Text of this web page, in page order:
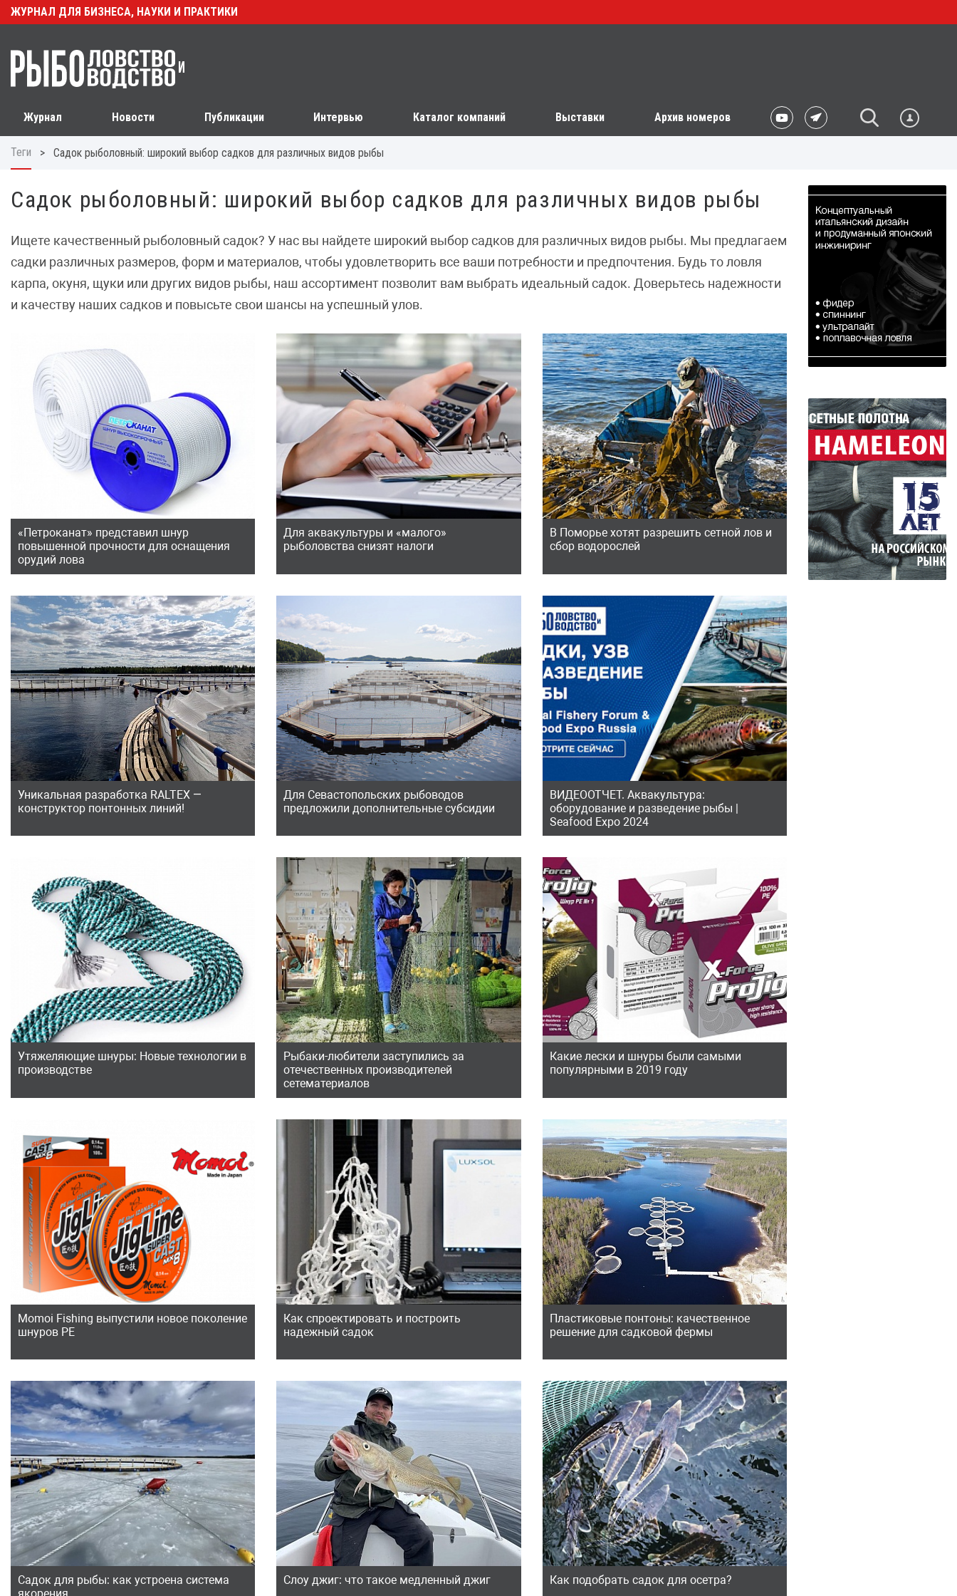
ЖУРНАЛ ДЛЯ БИЗНЕСА, НАУКИ И ПРАКТИКИ
Журнал Новости Публикации Интервью Каталог компаний Выставки Архив номеров
Теги > Садок рыболовный: широкий выбор садков для различных видов рыбы
Садок рыболовный: широкий выбор садков для различных видов рыбы
Ищете качественный рыболовный садок? У нас вы найдете широкий выбор садков для различных видов рыбы. Мы предлагаем
садки различных размеров, форм и материалов, чтобы удовлетворить все ваши потребности и предпочтения. Будь то ловля
карпа, окуня, щуки или других видов рыбы, наш ассортимент позволит вам выбрать идеальный садок. Доверьтесь надежности
и качеству наших садков и повысьте свои шансы на успешный улов.
«Петроканат» представил шнур
повышенной прочности для оснащения
орудий лова
Для аквакультуры и «малого»
рыболовства снизят налоги
В Поморье хотят разрешить сетной лов и
сбор водорослей
Уникальная разработка RALTEX —
конструктор понтонных линий!
Для Севастопольских рыбоводов
предложили дополнительные субсидии
ВИДЕООТЧЕТ. Аквакультура:
оборудование и разведение рыбы |
Seafood Expo 2024
Утяжеляющие шнуры: Новые технологии в
производстве
Рыбаки-любители заступились за
отечественных производителей
сетематериалов
Какие лески и шнуры были самыми
популярными в 2019 году
Momoi Fishing выпустили новое поколение
шнуров РЕ
Как спроектировать и построить
надежный садок
Пластиковые понтоны: качественное
решение для садковой фермы
Садок для рыбы: как устроена система
Слоу джиг: что такое медленный джиг Как подобрать садок для осетра?